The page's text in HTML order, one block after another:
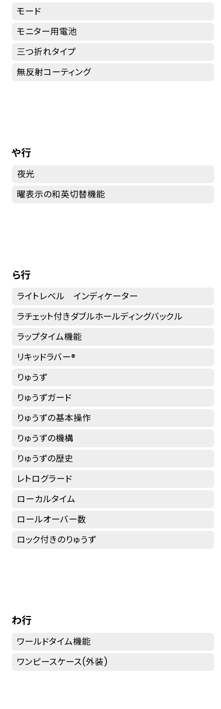
モード
モニター用電池
三つ折れタイプ
無反射コーティング
や行
夜光
曜表示の和英切替機能
ら行
ライトレベル インディケーター
ラチェット付きダブルホールディングバックル
ラップタイム機能
リキッドラバー®
りゅうず
りゅうずガード
りゅうずの基本操作
りゅうずの機構
りゅうずの歴史
レトログラード
ローカルタイム
ロールオーバー数
ロック付きのりゅうず
わ行
ワールドタイム機能
ワンピースケース(外装)